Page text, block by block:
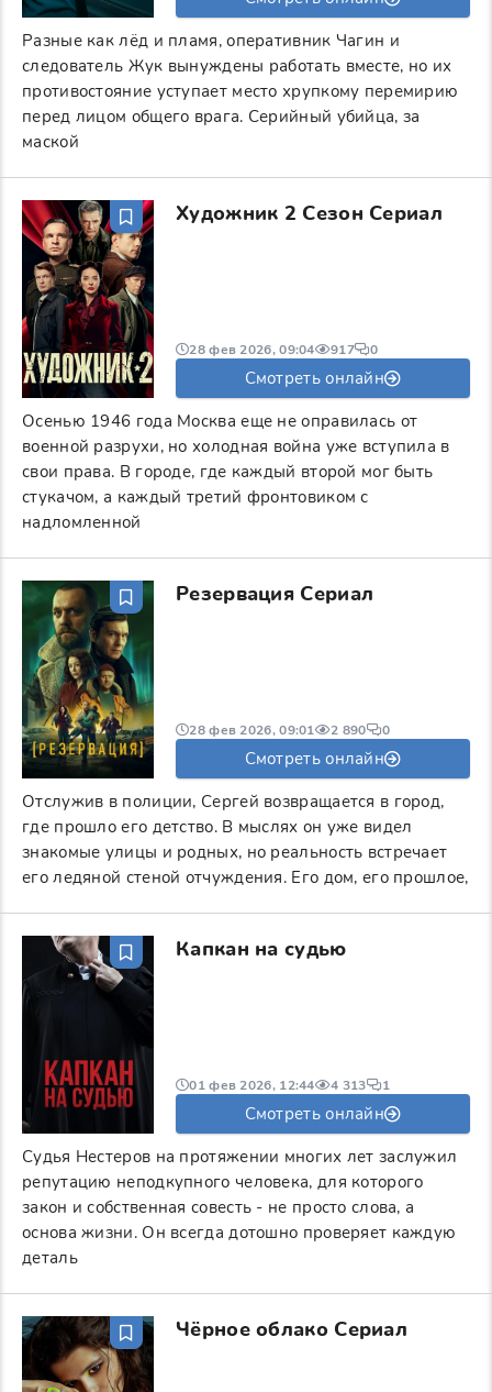
Разные как лёд и пламя, оперативник Чагин и
следователь Жук вынуждены работать вместе, но их
противостояние уступает место хрупкому перемирию
перед лицом общего врага. Серийный убийца, за
маской
Художник 2 Сезон Сериал
Осенью 1946 года Москва еще не оправилась от
военной разрухи, но холодная война уже вступила в
свои права. В городе, где каждый второй мог быть
стукачом, а каждый третий фронтовиком с
надломленной
28 фев 2026, 09:04 917 0
Смотреть онлайн
Резервация Сериал
Отслужив в полиции, Сергей возвращается в город,
где прошло его детство. В мыслях он уже видел
знакомые улицы и родных, но реальность встречает
его ледяной стеной отчуждения. Его дом, его прошлое,
28 фев 2026, 09:01 2 890 0
Смотреть онлайн
Капкан на судью
Судья Нестеров на протяжении многих лет заслужил
репутацию неподкупного человека, для которого
закон и собственная совесть - не просто слова, а
основа жизни. Он всегда дотошно проверяет каждую
деталь
01 фев 2026, 12:44 4 313 1
Смотреть онлайн
Чёрное облако Сериал